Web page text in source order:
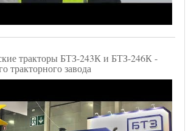
тракторы БТЗ-243К и БТЗ-246К -
тракторного завода